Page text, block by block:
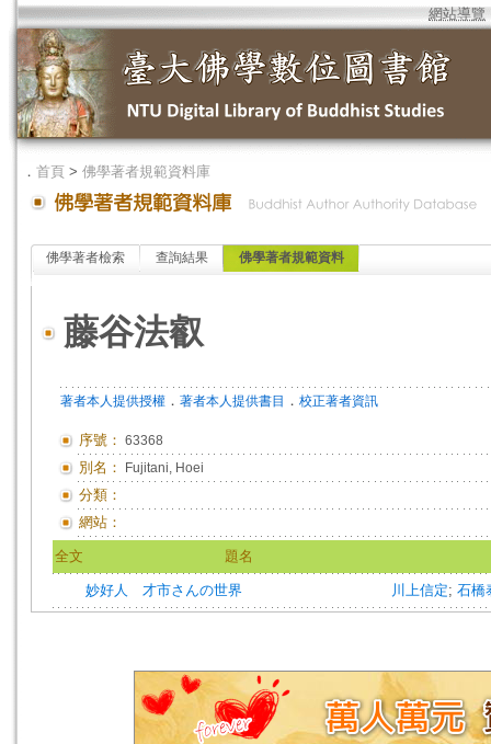
網站導覽
． 首頁 > 佛學著者規範資料庫
佛學著者檢索 查詢結果 佛學著者規範資料
藤谷法叡
著者本人提供授權 ． 著者本人提供書目 ． 校正著者資訊
序號： 63368
別名： Fujitani, Hoei
分類：
網站：
全文 題名
妙好人 才市さんの世界 川上信定; 石橋